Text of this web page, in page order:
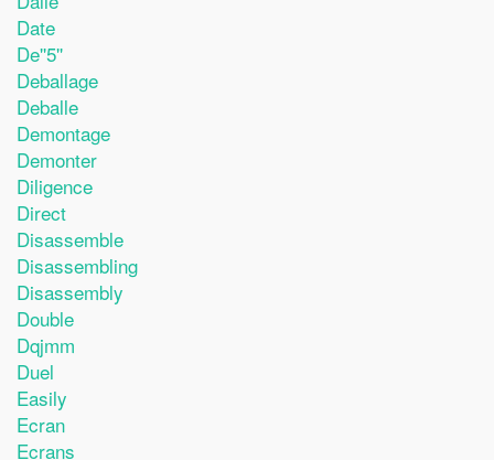
Date
De''5''
Deballage
Deballe
Demontage
Demonter
Diligence
Direct
Disassemble
Disassembling
Disassembly
Double
Dqjmm
Duel
Easily
Ecran
Ecrans